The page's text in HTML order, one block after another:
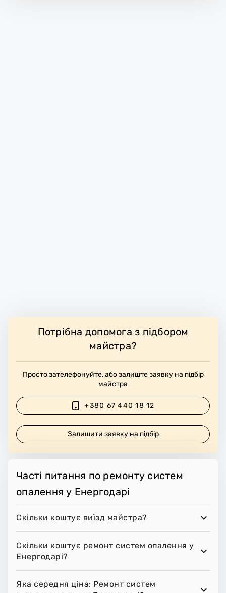
Потрібна допомога з підбором
майстра?
Просто зателефонуйте, або залиште заявку на підбір
майстра
+380 67 440 18 12
Залишити заявку на підбір
Часті питання по ремонту систем
опалення у Енергодарі
Скільки коштує виїзд майстра?
Скільки коштує ремонт систем опалення у
Енергодарі?
Яка середня ціна: Ремонт систем